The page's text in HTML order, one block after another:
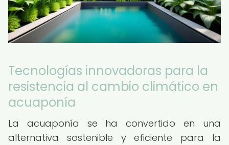
Tecnologías innovadoras para la
resistencia al cambio climático en
acuaponía
La acuaponía se ha convertido en una
alternativa sostenible y eficiente para la